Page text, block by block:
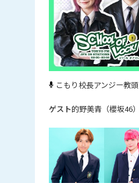
こもり校長アンジー教頭
的野美青（櫻坂46）